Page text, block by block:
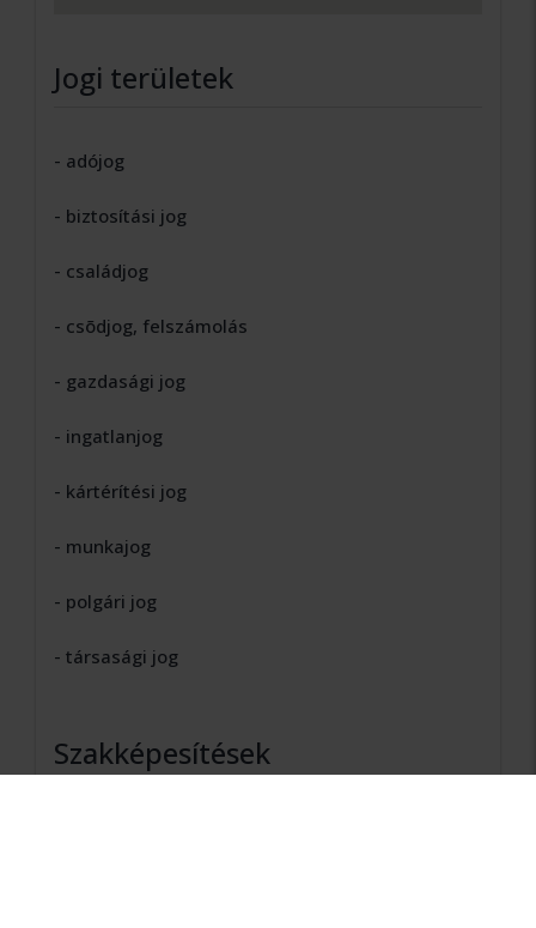
Jogi területek
- adójog
- biztosítási jog
- családjog
- csõdjog, felszámolás
- gazdasági jog
- ingatlanjog
- kártérítési jog
- munkajog
- polgári jog
- társasági jog
Szakképesítések